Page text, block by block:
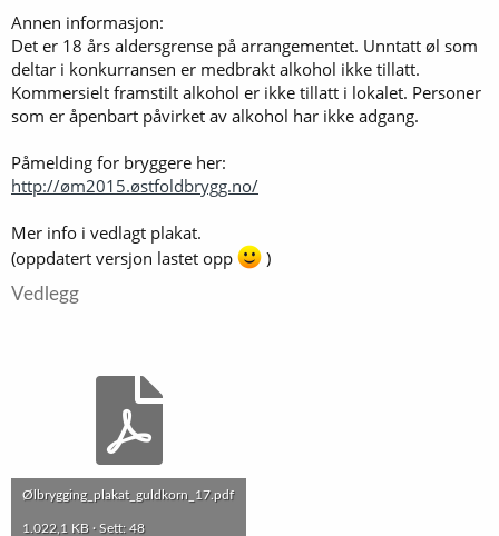
Annen informasjon:
Det er 18 års aldersgrense på arrangementet. Unntatt øl som
deltar i konkurransen er medbrakt alkohol ikke tillatt.
Kommersielt framstilt alkohol er ikke tillatt i lokalet. Personer
som er åpenbart påvirket av alkohol har ikke adgang.
Påmelding for bryggere her:
http://øm2015.østfoldbrygg.no/
Mer info i vedlagt plakat.
(oppdatert versjon lastet opp
)
Vedlegg
Ølbrygging_plakat_guldkorn_17.pdf
1.022,1 KB · Sett: 48